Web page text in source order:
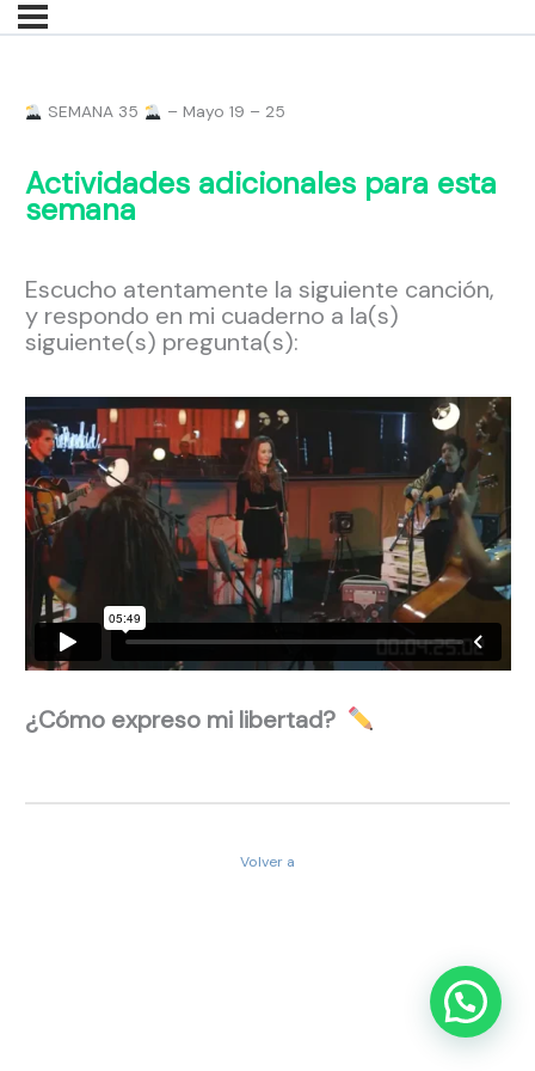
SEMANA 35 – Mayo 19 – 25
Actividades adicionales para esta
semana
Escucho atentamente la siguiente canción,
y respondo en mi cuaderno a la(s)
siguiente(s) pregunta(s):
¿Cómo expreso mi libertad?
Volver a